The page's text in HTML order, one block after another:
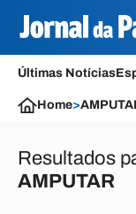
Últimas Notícias
Home>
Resultados
AMPUTAR